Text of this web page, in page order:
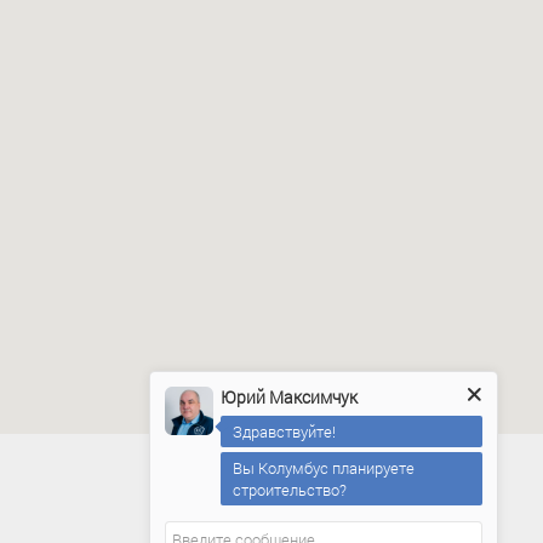
Юрий Максимчук
Здравствуйте!
Вы Колумбус планируете
строительство?
Юрий Максимчук